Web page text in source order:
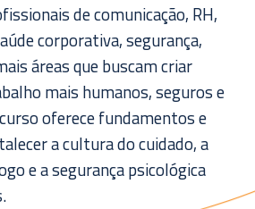
de comunicação, RH,
corporativa, segurança,
áreas que buscam criar
mais humanos, seguros e
oferece fundamentos e
a cultura do cuidado, a
e a segurança psicológica